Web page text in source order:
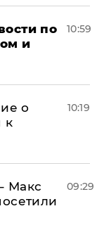
по
и
10:59
о
к
10:19
Макс
09:29